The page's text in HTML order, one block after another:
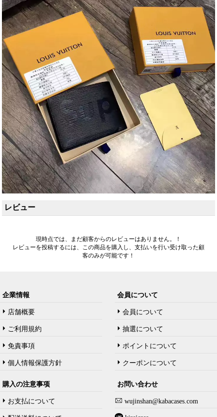
レビュー
現時点では、まだ顧客からのレビューはありません。！
レビューを投稿するには、この商品を購入し、支払いを行い受け取った顧
客のみが可能です！
企業情報
店舗概要
ご利用規約
免責事項
個人情報保護方針
会員について
会員について
抽選について
ポイントについて
クーポンについて
購入の注意事项
お支払について
お問い合わせ
wujinshan@kabacases.com